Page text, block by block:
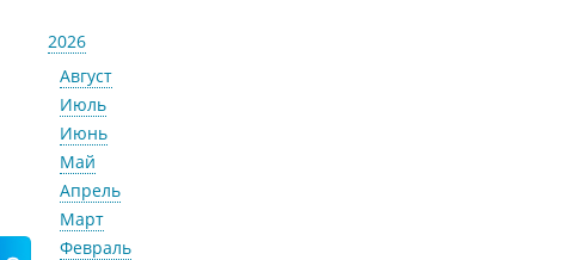
2026
Август
Июль
Июнь
Май
Апрель
Март
Февраль